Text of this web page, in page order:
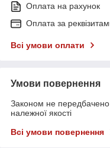
Оплата на рахунок
Оплата за
Всі умови оплати
Умови повернення
Законом не
належної якості
Всі умови повернення